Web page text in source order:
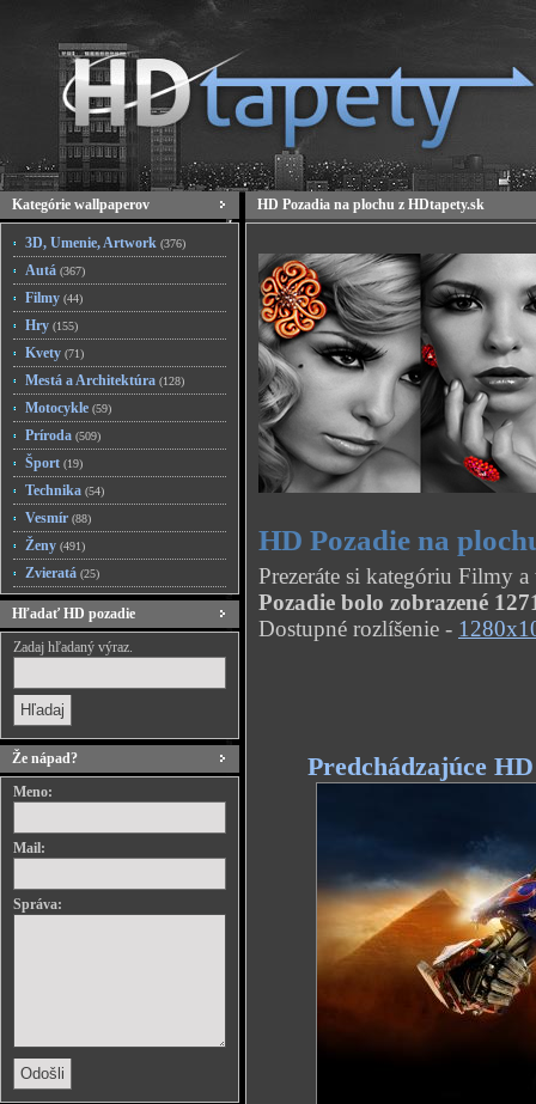
Kategórie wallpaperov
3D, Umenie, Artwork (376)
Autá (367)
Filmy (44)
Hry (155)
Kvety (71)
Mestá a Architektúra (128)
Motocykle (59)
Príroda (509)
Šport (19)
Technika (54)
Vesmír (88)
Ženy (491)
Zvieratá (25)
Hľadať HD pozadie
Zadaj hľadaný výraz.
Že nápad?
Meno:
Mail:
Správa:
HD Pozadia na plochu z HDtapety.sk
HD Pozadie na
Prezeráte si kategóriu Filmy
Pozadie bolo zobrazené
Dostupné rozlíšenie -
Predchádzajúce